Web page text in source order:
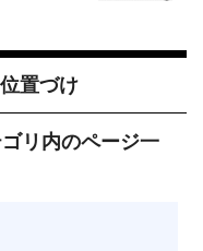
置づけ
リ内のページ一